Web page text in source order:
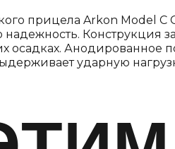
прицела Arkon Model C
надежность. Конструкция
осадках. Анодированное
ударную